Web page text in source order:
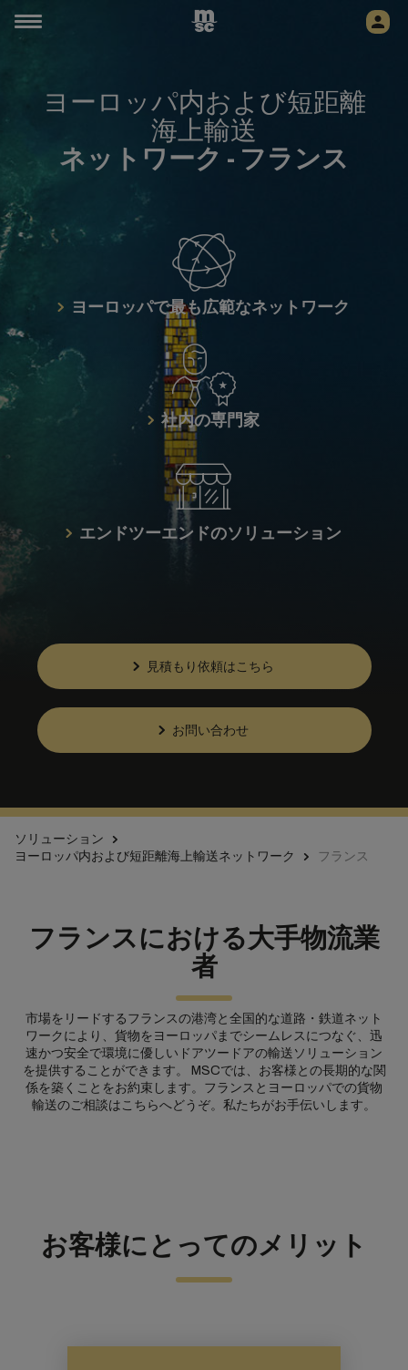
ヨーロッパ内および短距離
海上輸送
ネットワーク - フランス
ヨーロッパで最も広範なネットワーク
社内の専門家
エンドツーエンドのソリューション
見積もり依頼はこちら
お問い合わせ
ソリューション
ヨーロッパ内および短距離海上輸送ネットワーク
フランス
フランスにおける大手物流業
者
市場をリードするフランスの港湾と全国的な道路・鉄道ネット
ワークにより、貨物をヨーロッパまでシームレスにつなぐ、迅
速かつ安全で環境に優しいドアツードアの輸送ソリューション
を提供することができます。 MSCでは、お客様との長期的な関
係を築くことをお約束します。フランスとヨーロッパでの貨物
輸送のご相談はこちらへどうぞ。私たちがお手伝いします。
お客様にとってのメリット